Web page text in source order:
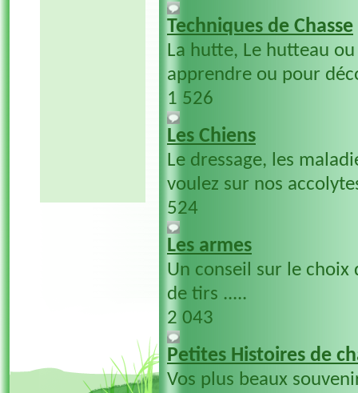
Techniques de Chasse
La hutte, Le hutteau
apprendre ou pour
1 526
Les Chiens
Le dressage, les
voulez sur nos
524
Les armes
Un conseil sur le
de tirs .....
2 043
Petites Histoires de
Vos plus beaux